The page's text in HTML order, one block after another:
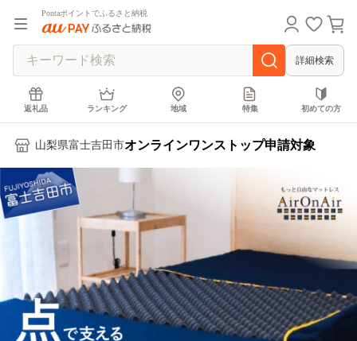
Pontaポイントでふるさと納税
詳細検索
返礼品 ランキング 地域 特集 初めての方
山梨県富士吉田市オンラインワンストップ申請対象